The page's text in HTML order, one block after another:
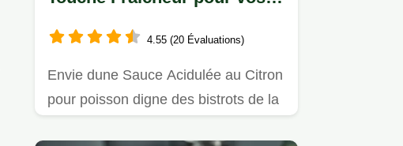
4.55 (20 Évaluations)
Envie dune Sauce Acidulée au Citron
pour poisson digne des bistrots de la